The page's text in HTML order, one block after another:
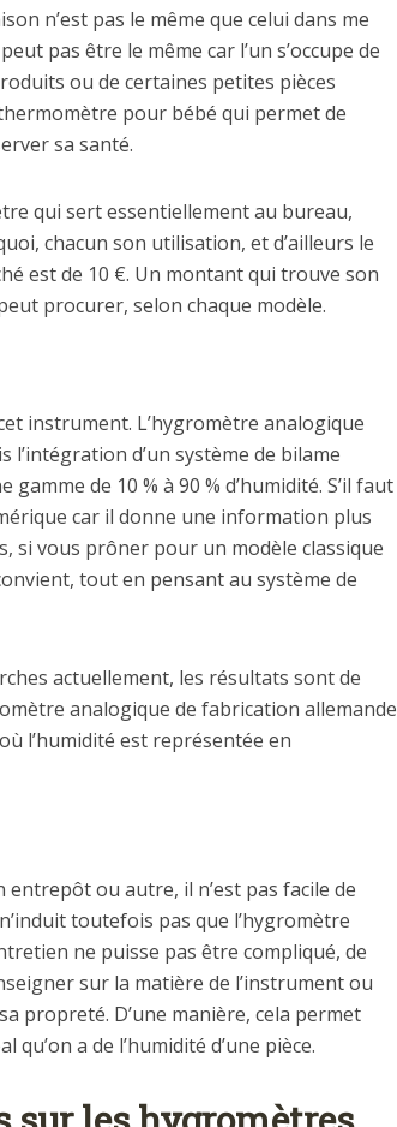
n’est pas le même que celui dans me
pas être le même car l’un s’occupe de
ou de certaines petites pièces
pour bébé qui permet de
sa santé.
qui sert essentiellement au bureau,
chacun son utilisation, et d’ailleurs le
est de 10 €. Un montant qui trouve son
procurer, selon chaque modèle.
instrument. L’hygromètre analogique
d’un système de bilame
de 10 % à 90 % d’humidité. S’il faut
car il donne une information plus
si vous prôner pour un modèle classique
tout en pensant au système de
actuellement, les résultats sont de
analogique de fabrication allemande
l’humidité est représentée en
ou autre, il n’est pas facile de
toutefois pas que l’hygromètre
ne puisse pas être compliqué, de
sur la matière de l’instrument ou
propreté. D’une manière, cela permet
a de l’humidité d’une pièce.